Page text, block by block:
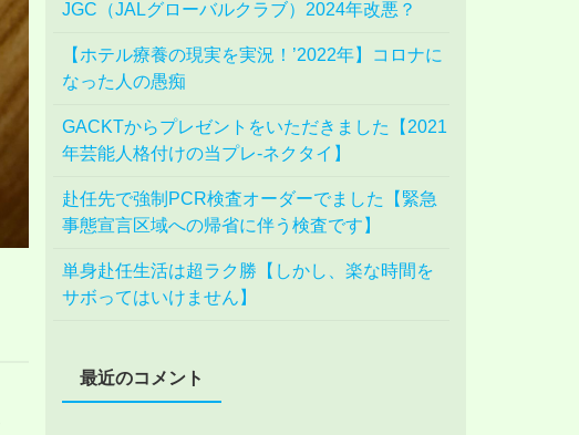
JGC（JALグローバルクラブ）2024年改悪？
【ホテル療養の現実を実況！’2022年】コロナに
なった人の愚痴
GACKTからプレゼントをいただきました【2021
年芸能人格付けの当プレ-ネクタイ】
赴任先で強制PCR検査オーダーでました【緊急
事態宣言区域への帰省に伴う検査です】
単身赴任生活は超ラク勝【しかし、楽な時間を
サボってはいけません】
最近のコメント